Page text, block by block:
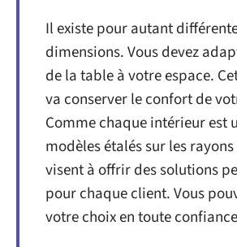
Il existe pour autant
dimensions. Vous devez
de la table à votre espace.
va conserver le confort de
Comme chaque intérieur est
modèles étalés sur les
visent à offrir des solutions
pour chaque client. Vous
votre choix en toute